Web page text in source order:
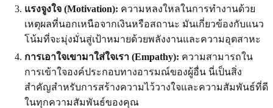
แรงจูงใจ (Motivation): ความหลงใหลในการทำงานด้วย
เหตุผลที่นอกเหนือจากเงินหรือสถานะ มันเกี่ยวข้องกับแนว
โน้มที่จะมุ่งมั่นสู่เป้าหมายด้วยพลังงานและความอุตสาหะ
การเอาใจเขามาใส่ใจเรา (Empathy): ความสามารถใน
การเข้าใจองค์ประกอบทางอารมณ์ของผู้อื่น นี่เป็นสิ่ง
สำคัญสำหรับการสร้างความไว้วางใจและความสัมพันธ์ที่ดี
ในทุกความสัมพันธ์ของคุณ